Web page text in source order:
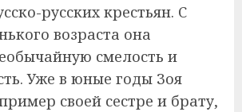
русских крестьян. С
возраста она
смелость и
Уже в юные годы Зоя
своей сестре и брату,